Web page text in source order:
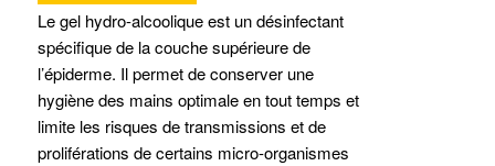
Le gel hydro-alcoolique est un désinfectant
spécifique de la couche supérieure de
l’épiderme. Il permet de conserver une
hygiène des mains optimale en tout temps et
limite les risques de transmissions et de
proliférations de certains micro-organismes